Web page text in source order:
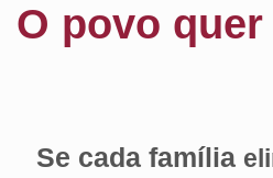
O povo
Se cada família